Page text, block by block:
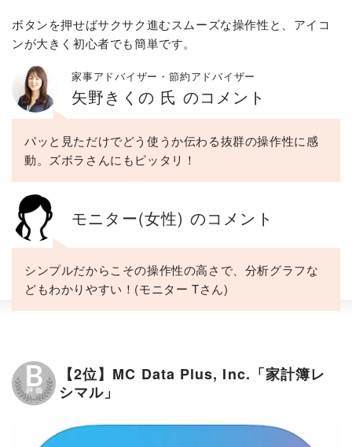
ボタンを押せばサクサク進むスムーズな操作性と、アイコ
ンが大きく初心者でも簡単です。
家事アドバイザー・節約アドバイザー
矢野きくの 氏 のコメント
パッと見ただけでどう使うか伝わる抜群の操作性に感
動。ズボラさんにもピッタリ！
モニター(女性) のコメント
シンプルだからこその操作性の高さで、分析グラフな
どもわかりやすい！(モニター Tさん)
【2位】MC Data Plus, Inc.「家計簿レ
シマル」